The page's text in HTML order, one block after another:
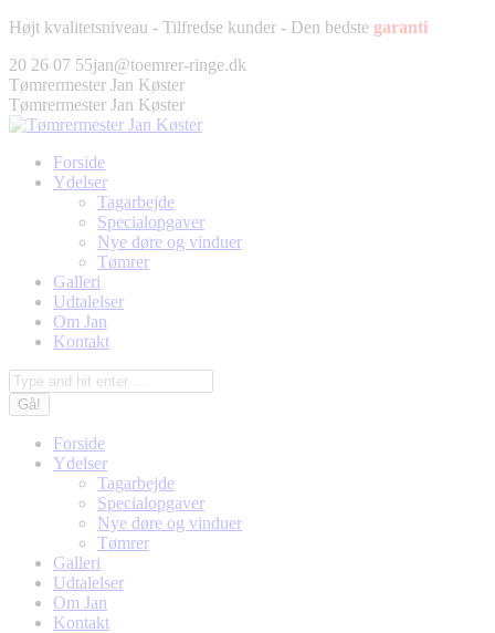
Fortsæt
indhold
Højt kvalitetsniveau - Tilfredse kunder - Den bedste garanti
Facebook
page
opens
in
window
Twitter
page
opens
in
window
Pinterest
page
opens
in
window
Instagram
page
opens
in
window
20 26 07 55jan@toemrer-ringe.dk
Tømrermester Jan Køster
Tømrermester Jan Køster
Forside
Ydelser
Tagarbejde
Specialopgaver
Nye døre og vinduer
Tømrer
Galleri
Udtalelser
Om Jan
Kontakt
Søg:
Forside
Ydelser
Tagarbejde
Specialopgaver
Nye døre og vinduer
Tømrer
Galleri
Udtalelser
Om Jan
Kontakt